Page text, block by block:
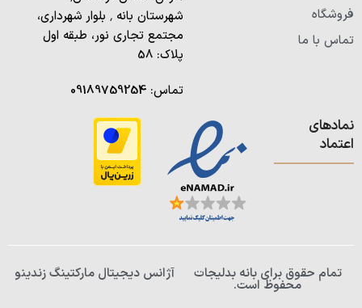
فروشگاه
تماس با ما
شهرستان بانه ٬ بلوار شهرداری،
مجتمع تجاری نور، طبقه اول
پلاک: 58
تماس: 09189759254
نمادهای
اعتماد
تمام حقوق برای بانه بدلیجات
محفوظ است.
آژانس دیجیتال مارکتینگ زندینو